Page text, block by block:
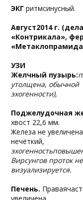
ЭКГ ритмсинусный.
Август2014 г.
«Контрикала»,
УЗИ
Желчный пузырь:
утолщена, обычной
эхогенности),
Поджелудочная
хвост 22,6 мм.
Железа не
нечёткий,
Вирсунгов проток не
визуализируется.
Печень.